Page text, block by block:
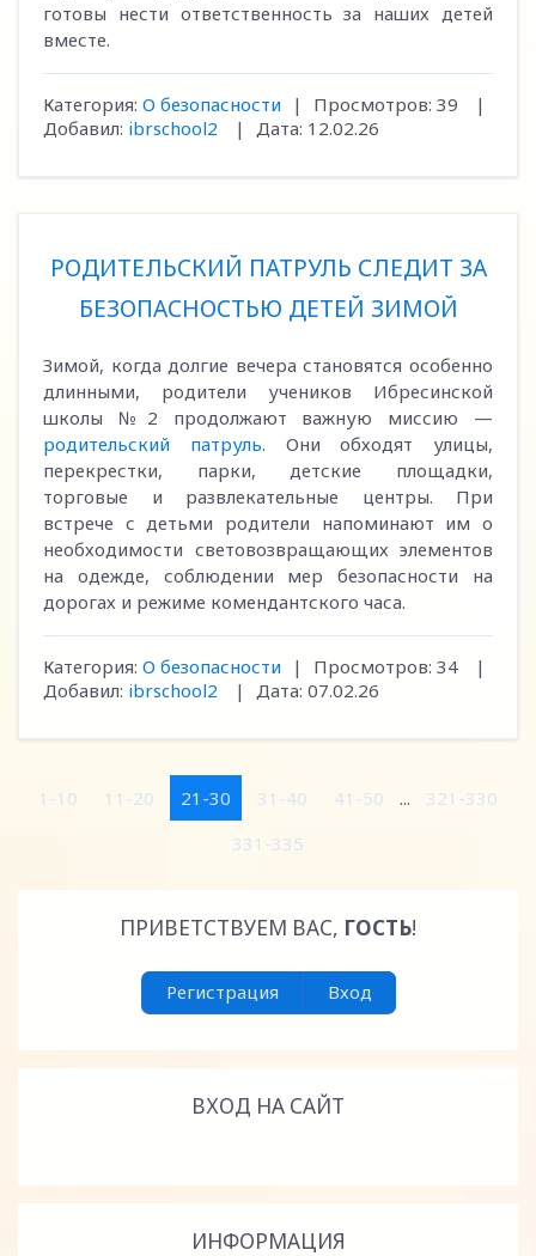
готовы нести ответственность за наших детей
вместе.
Категория: О безопасности | Просмотров: 39
|
Добавил: ibrschool2 | Дата: 12.02.26
РОДИТЕЛЬСКИЙ ПАТРУЛЬ СЛЕДИТ ЗА
БЕЗОПАСНОСТЬЮ ДЕТЕЙ ЗИМОЙ
Зимой, когда долгие вечера становятся особенно
длинными, родители учеников Ибресинской
школы №2 продолжают важную миссию —
родительский патруль. Они обходят улицы,
перекрестки, парки, детские площадки,
торговые и развлекательные центры. При
встрече с детьми родители напоминают им о
необходимости световозвращающих элементов
на одежде, соблюдении мер безопасности на
дорогах и режиме комендантского часа.
Категория: О безопасности | Просмотров: 34
|
Добавил: ibrschool2 | Дата: 07.02.26
1-10 11-20 21-30 31-40 41-50 ...
321-330
331-335
ПРИВЕТСТВУЕМ ВАС, ГОСТЬ!
Регистрация Вход
ВХОД НА САЙТ
ИНФОРМАЦИЯ